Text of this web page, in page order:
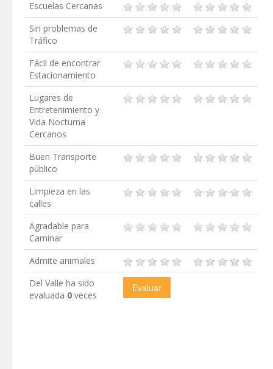
Escuelas Cercanas
Sin problemas de
Tráfico
Fácil de encontrar
Estacionamiento
Lugares de
Entretenimiento y
Vida Nocturna
Cercanos
Buen Transporte
público
Limpieza en las
calles
Agradable para
Caminar
Admite animales
Del Valle ha sido
evaluada 0 veces